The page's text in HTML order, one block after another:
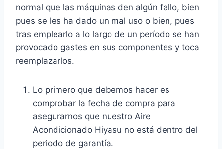
normal que las máquinas den algún fallo, bien
pues se les ha dado un mal uso o bien, pues
tras emplearlo a lo largo de un período se han
provocado gastes en sus componentes y toca
reemplazarlos.
Lo primero que debemos hacer es
comprobar la fecha de compra para
asegurarnos que nuestro Aire
Acondicionado Hiyasu no está dentro del
periodo de garantía.